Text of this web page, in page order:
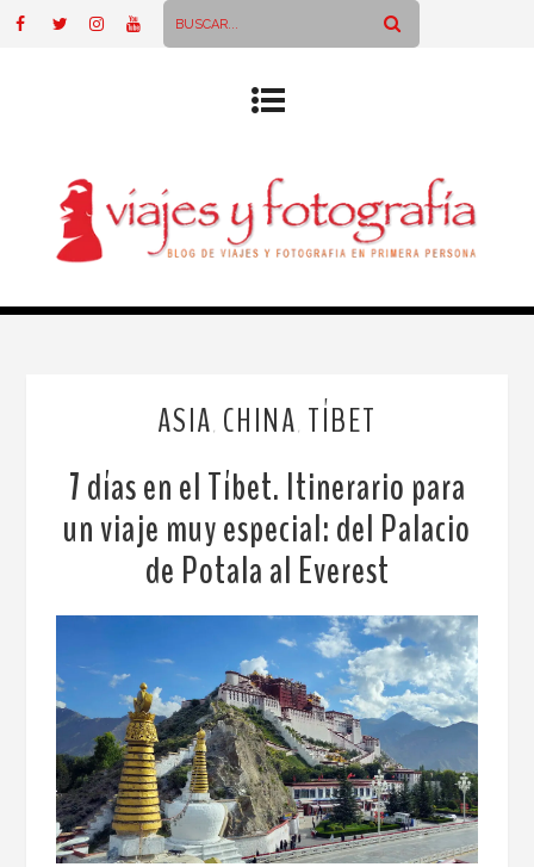
ASIA CHINA TÍBET
7 días en el Tíbet. Itinerario para
un viaje muy especial: del Palacio
de Potala al Everest